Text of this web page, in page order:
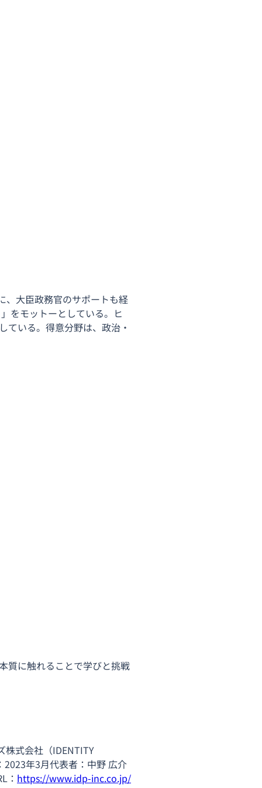
、大臣政務官のサポートも経
をモットーとしている。ヒ
ている。得意分野は、政治・
質に触れることで学びと挑戦
株式会社（IDENTITY
2023年3月代表者：中野 広介
： https://www.idp-inc.co.jp/